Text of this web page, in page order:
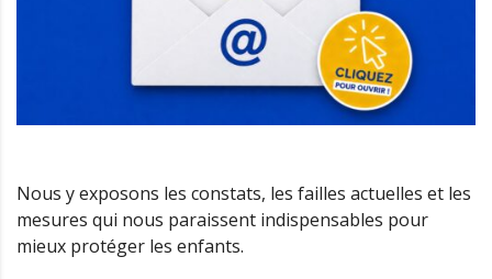
Nous y exposons les constats, les failles actuelles et les
mesures qui nous paraissent indispensables pour
mieux protéger les enfants.